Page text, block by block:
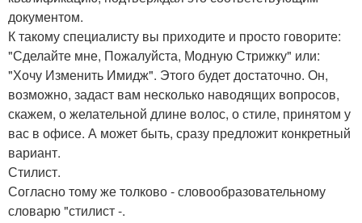
документом.
К такому специалисту вы приходите и просто говорите:
"Сделайте мне, Пожалуйста, Модную Стрижку" или:
"Хочу Изменить Имидж". Этого будет достаточно. Он,
возможно, задаст вам несколько наводящих вопросов,
скажем, о желательной длине волос, о стиле, принятом у
вас в офисе. А может быть, сразу предложит конкретный
вариант.
Стилист.
Согласно тому же толково - словообразовательному
словарю "стилист -.